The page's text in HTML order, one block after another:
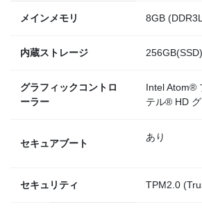
メインメモリ 8GB
内蔵ストレージ 256GB(SSD)
グラフィックコントロ
ーラー
Intel Atom®
テル® HD
セキュアブート
あり
セキュリティ TPM2.0